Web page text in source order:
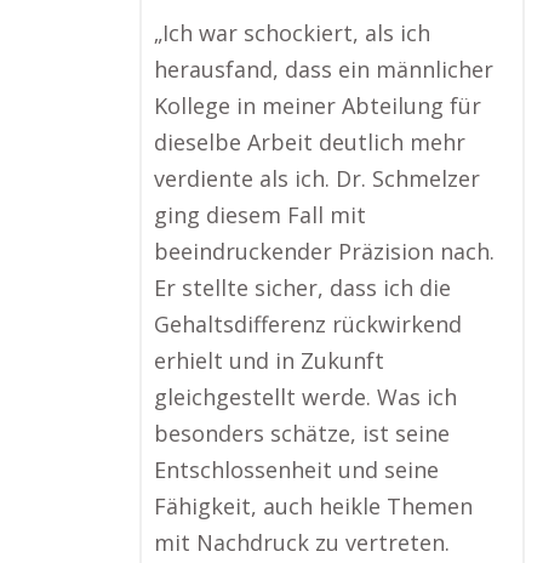
„Ich war schockiert, als ich
herausfand, dass ein männlicher
Kollege in meiner Abteilung für
dieselbe Arbeit deutlich mehr
verdiente als ich. Dr. Schmelzer
ging diesem Fall mit
beeindruckender Präzision nach.
Er stellte sicher, dass ich die
Gehaltsdifferenz rückwirkend
erhielt und in Zukunft
gleichgestellt werde. Was ich
besonders schätze, ist seine
Entschlossenheit und seine
Fähigkeit, auch heikle Themen
mit Nachdruck zu vertreten.